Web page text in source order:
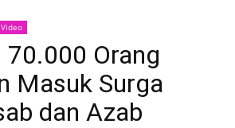
Video
70.000 Orang
Masuk Surga
dan Azab